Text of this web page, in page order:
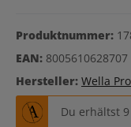
Produktnummer:
EAN: 8005610628707
Hersteller: Wella
Du erhältst